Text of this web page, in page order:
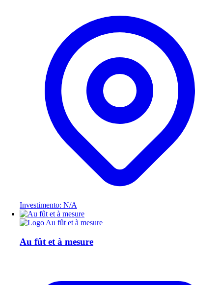
Investimento: N/A
Au fût et à mesure